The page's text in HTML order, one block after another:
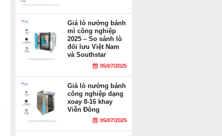
Giá lò nướng bánh
mì công nghiệp
2025 – So sánh lò
đối lưu Việt Nam
và Southstar
05/07/2025
Giá lò nướng bánh
công nghiệp dạng
xoay 8-16 khay
Viễn Đông
05/07/2025